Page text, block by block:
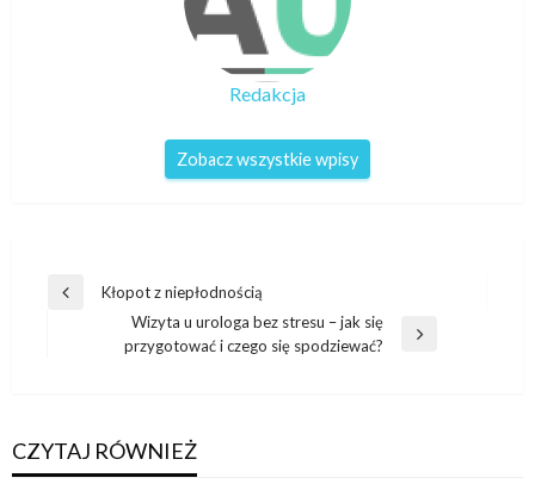
Redakcja
Zobacz wszystkie wpisy
Nawigacja
Poprzedni
Kłopot z niepłodnością
Następny
Wizyta u urologa bez stresu – jak się
przygotować i czego się spodziewać?
CZYTAJ RÓWNIEŻ